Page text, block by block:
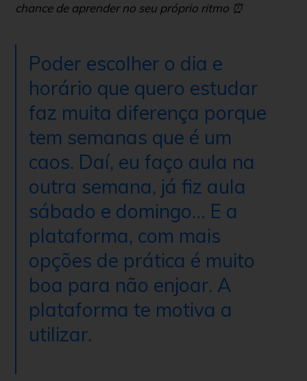
chance de aprender no seu próprio ritmo ⏰
Poder escolher o dia e
horário que quero estudar
faz muita diferença porque
tem semanas que é um
caos. Daí, eu faço aula na
outra semana, já fiz aula
sábado e domingo… E a
plataforma, com mais
opções de prática é muito
boa para não enjoar. A
plataforma te motiva a
utilizar.